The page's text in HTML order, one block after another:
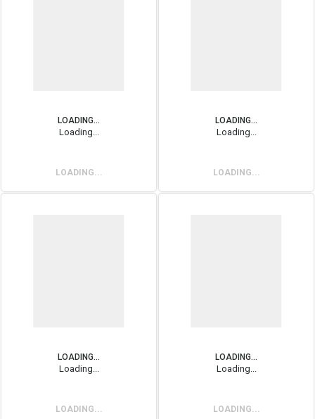
LOADING...
Loading...
LOADING...
LOADING...
Loading...
LOADING...
LOADING...
Loading...
LOADING...
LOADING...
Loading...
LOADING...